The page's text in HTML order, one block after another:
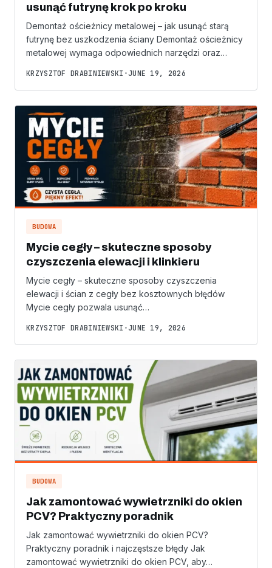
usunąć futrynę krok po kroku
Demontaż ościeżnicy metalowej – jak usunąć starą
futrynę bez uszkodzenia ściany Demontaż ościeżnicy
metalowej wymaga odpowiednich narzędzi oraz…
KRZYSZTOF DRABINIEWSKI • JUNE 19, 2026
BUDOWA
Mycie cegły – skuteczne sposoby
czyszczenia elewacji i klinkieru
Mycie cegły – skuteczne sposoby czyszczenia
elewacji i ścian z cegły bez kosztownych błędów
Mycie cegły pozwala usunąć…
KRZYSZTOF DRABINIEWSKI • JUNE 19, 2026
BUDOWA
Jak zamontować wywietrzniki do okien
PCV? Praktyczny poradnik
Jak zamontować wywietrzniki do okien PCV?
Praktyczny poradnik i najczęstsze błędy Jak
zamontować wywietrzniki do okien PCV, aby…